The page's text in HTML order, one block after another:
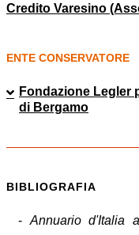
Credito Varesino
ENTE CONSERVATORE
Fondazione Legler
di Bergamo
BIBLIOGRAFIA
- Annuario d'Italia